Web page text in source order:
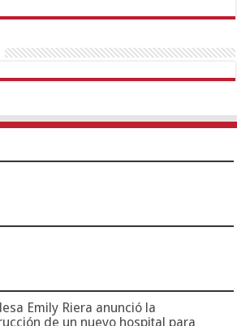
SupertotobetTipobetMatadorbetMariobet
Emily Riera anunció la
de un nuevo hospital para